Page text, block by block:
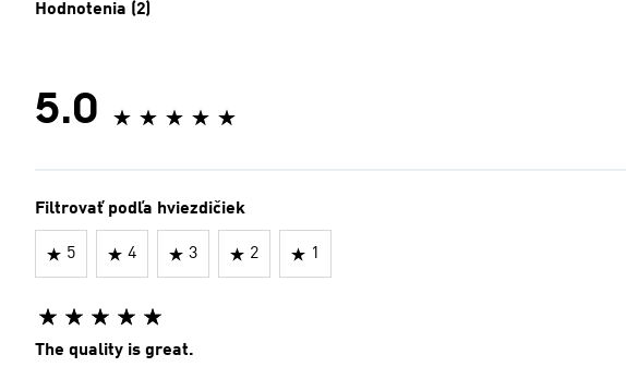
Hodnotenia (2)
5.0
Filtrovať podľa hviezdičiek
5 4 3 2 1
The quality is great.